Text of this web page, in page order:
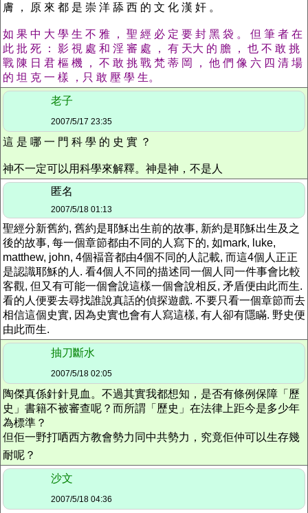
膚 ， 原 來 都 是 崇 洋 舔 西 的 文 化 漢 奸 。
如 果 中 大 學 生 不 雅 ， 聖 經 必 定 要 封 黑 袋 。 但 筆 者 在
此 批 死 ： 影 視 處 和 淫 審 處 ， 有 天大 的 膽 ， 也 不 敢 挑
戰 陳 日 君 樞 機 ， 不 敢 挑 戰 梵 蒂 岡 ， 他 們 像 六 四 清 場
的 坦 克 一 樣 ，只 敢 壓 學 生。
老子
2007/5/17 23:35
這 是 哪 一 門 科 學 的 史 實 ？
神不一定可以用科學來解釋。神是神，不是人
匿名
2007/5/18 01:13
聖經分新舊約, 舊約是耶穌出生前的故事, 新約是耶穌出生及之
後的故事, 每一個章節都由不同的人寫下的, 如mark, luke,
matthew, john, 4個褔音都由4個不同的人記載, 而這4個人正正
是認識耶穌的人. 看4個人不同的描述同一個人同一件事會比較
客觀, 但又有可能一個會說這樣一個會說相反, 矛盾便由此而生.
看的人便要去尋找誰說真話的偵探遊戲. 不要只看一個章節而去
相信這個史實, 因為史實也會有人寫這樣, 有人卻有隱瞞. 野史便
由此而生.
抽刀斷水
2007/5/18 02:05
陶傑真係針針見血。不過其實我都想知，是否有條例保障「歷
史」書籍不被審查呢？而所謂「歷史」在法律上距今是多少年
為標準？
但佢一野打哂西方教會勢力同中共勢力，究竟佢仲可以生存幾
耐呢？
沙文
2007/5/18 04:36